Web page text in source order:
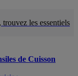
les essentiels
de Cuisson